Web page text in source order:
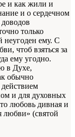
и как жили и
и о сердечном
только
неугоден ему. С
чтоб взяться за
ему угодно.
в Духе,
обычно
и для духовных
любовь дивная и
любви» (святой